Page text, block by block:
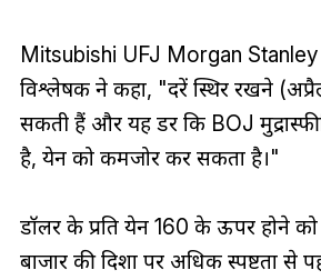
Mitsubishi UFJ Morgan
विश्लेषक ने कहा, "दरें स्थिर रखने
सकती हैं और यह डर कि BOJ
है, येन को कमजोर कर सकता है।"
डॉलर के प्रति येन 160 के ऊपर होने
बाजार की दिशा पर अधिक स्पष्टता से